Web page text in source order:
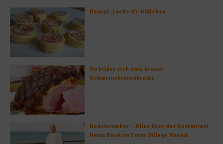
Rezept: Lachs-Ei-Röllchen
So bildet sich eine krosse
Schweinebratenkruste
Beachcomber – Alles über das Restaurant
Heinz Beck im Forte Village Resort